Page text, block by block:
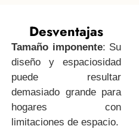
Desventajas
Tamaño imponente: Su
diseño y espaciosidad
puede resultar
demasiado grande para
hogares con
limitaciones de espacio.